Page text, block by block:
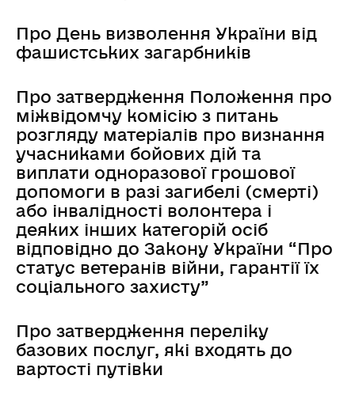
Про День визволення України від
фашистських загарбників
Про затвердження Положення про
міжвідомчу комісію з питань
розгляду матеріалів про визнання
учасниками бойових дій та
виплати одноразової грошової
допомоги в разі загибелі (смерті)
або інвалідності волонтера і
деяких інших категорій осіб
відповідно до Закону України “Про
статус ветеранів війни, гарантії їх
соціального захисту”
Про затвердження переліку
базових послуг, які входять до
вартості путівки